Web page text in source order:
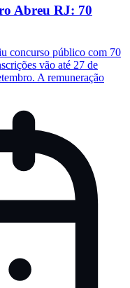
Abreu RJ: 70
concurso público com 70
vão até 27 de
A remuneração